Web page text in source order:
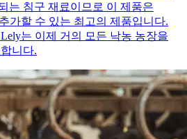
는 침구 재료이므로 이 제품은
가할 수 있는 최고의 제품입니다.
는 이제 거의 모든 낙농 농장을
니다.